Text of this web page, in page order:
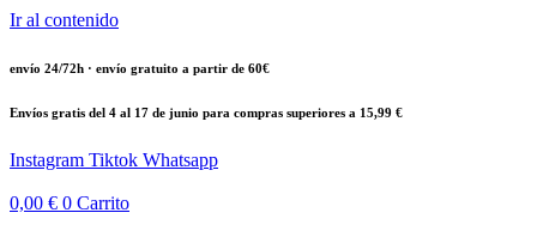
Ir al contenido
envío 24/72h · envío gratuito a partir de 60€
Envíos gratis del 4 al 17 de junio para compras superiores a 15,99 €
Instagram Tiktok Whatsapp
0,00 € 0 Carrito